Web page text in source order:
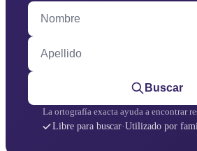
Nombre
Apellido
Buscar
La ortografía exacta ayuda a encontrar
Libre para buscar·Utilizado por